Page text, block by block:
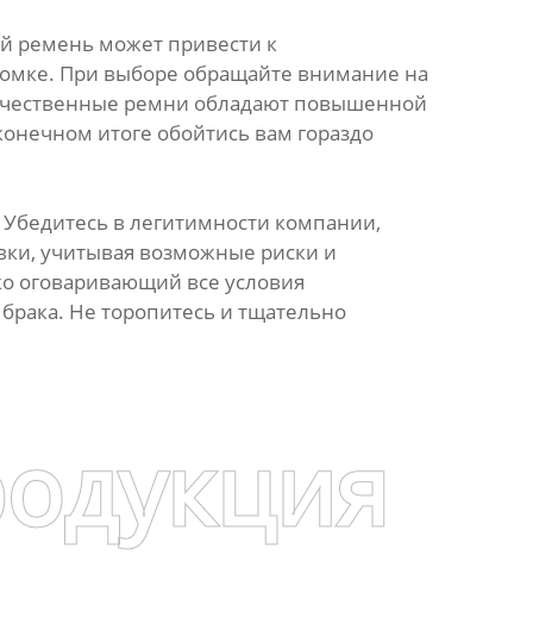
ремень может привести к
При выборе обращайте внимание на
ремни обладают повышенной
итоге обойтись вам гораздо
в легитимности компании,
учитывая возможные риски и
оговаривающий все условия
Не торопитесь и тщательно